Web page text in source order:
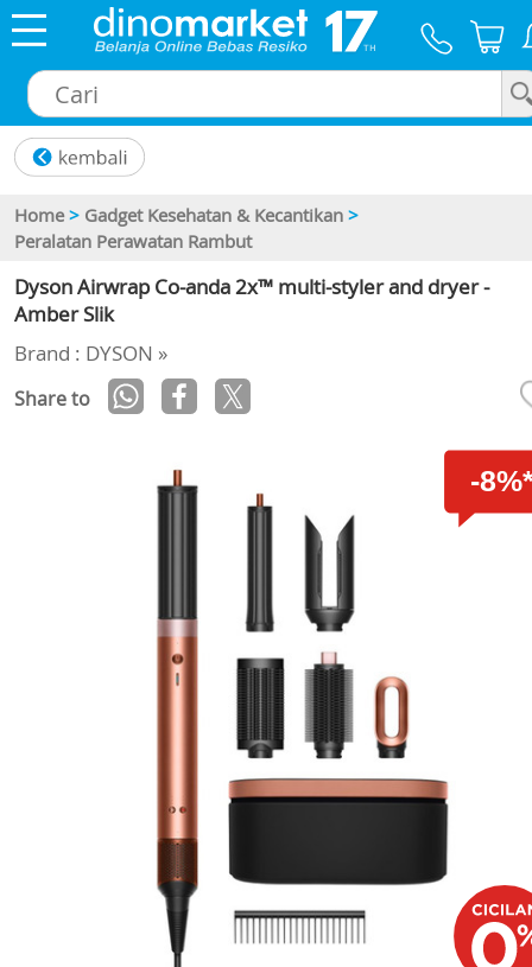
Home > Gadget Kesehatan & Kecantikan >
Peralatan Perawatan Rambut
Dyson Airwrap Co-anda 2x™ multi-styler and dryer -
Amber Slik
Brand : DYSON »
Share to
-